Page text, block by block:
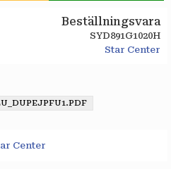
Beställningsvara
SYD891G1020H
Star Center
Center